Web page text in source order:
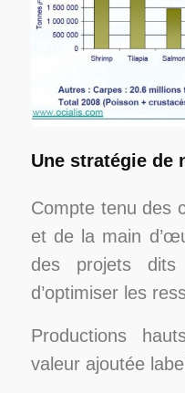
Une stratégie de
Compte tenu des
et de la main
des projets
d’optimiser les
Productions
valeur ajoutée